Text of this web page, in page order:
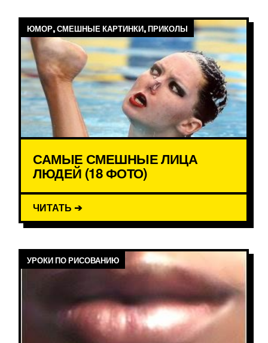
ЮМОР, СМЕШНЫЕ КАРТИНКИ, ПРИКОЛЫ
САМЫЕ СМЕШНЫЕ ЛИЦА
ЛЮДЕЙ (18 ФОТО)
ЧИТАТЬ ➔
УРОКИ ПО РИСОВАНИЮ